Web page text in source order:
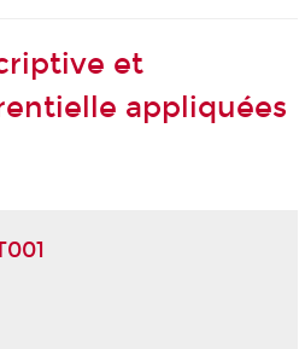
et
appliquées